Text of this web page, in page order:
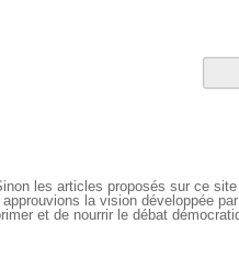
les articles proposés sur ce
la vision développée
et de nourrir le débat